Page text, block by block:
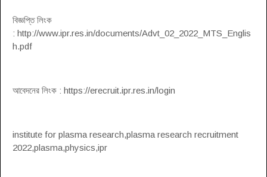
বিজ্ঞপ্তি লিংক
: http://www.ipr.res.in/documents/Advt_02_2022_MTS_Englis
h.pdf
আবেদনের লিংক : https://erecruit.ipr.res.in/login
institute for plasma research,plasma research recruitment
2022,plasma,physics,ipr